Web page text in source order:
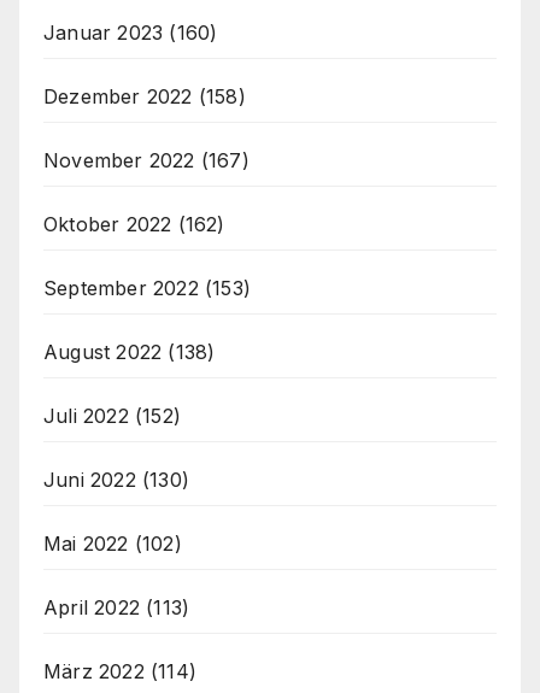
Januar 2023 (160)
Dezember 2022 (158)
November 2022 (167)
Oktober 2022 (162)
September 2022 (153)
August 2022 (138)
Juli 2022 (152)
Juni 2022 (130)
Mai 2022 (102)
April 2022 (113)
März 2022 (114)